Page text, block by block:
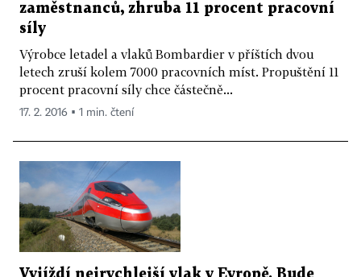
zaměstnanců, zhruba 11 procent pracovní
síly
Výrobce letadel a vlaků Bombardier v příštích dvou
letech zruší kolem 7000 pracovních míst. Propuštění 11
procent pracovní síly chce částečně...
17. 2. 2016 ▪ 1 min. čtení
Vyjíždí nejrychlejší vlak v Evropě. Bude